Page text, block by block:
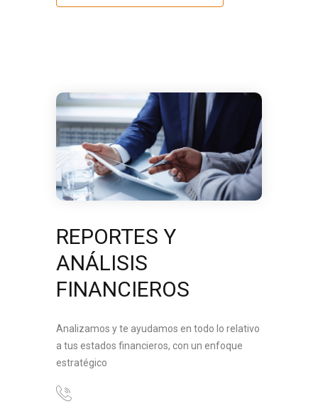
REPORTES Y
ANÁLISIS
FINANCIEROS
Analizamos y te ayudamos en todo lo relativo
a tus estados financieros, con un enfoque
estratégico